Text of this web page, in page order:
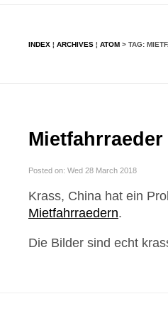
INDEX ¦ ARCHIVES ¦ ATOM > TAG:
Posted on: Wed 28 March 2018
Krass, China hat ein
Mietfahrraedern.
Die Bilder sind echt